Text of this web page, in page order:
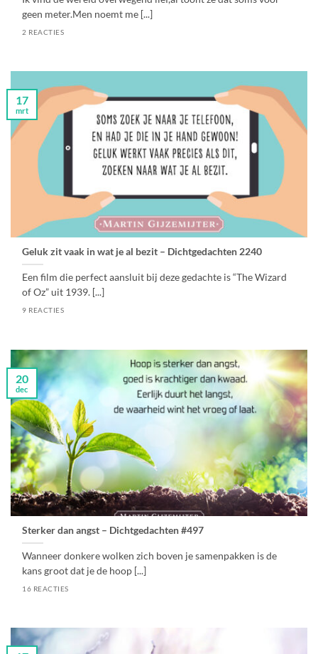
geen meter.Men noemt me [...]
2 REACTIES
Geluk zit vaak in wat je al bezit – Dichtgedachten 2240
Een film die perfect aansluit bij deze gedachte is “The Wizard
of Oz” uit 1939. [...]
9 REACTIES
17
mrt
Sterker dan angst – Dichtgedachten #497
Wanneer donkere wolken zich boven je samenpakken is de
kans groot dat je de hoop [...]
16 REACTIES
20
dec